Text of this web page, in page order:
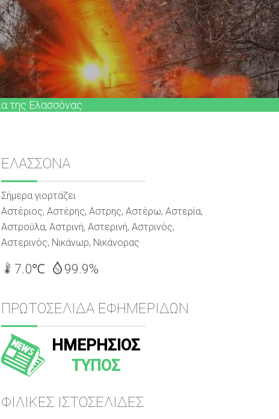
της Ελασσόνας.
Sidebar
ΕΛΑΣΣΟΝΑ
Σήμερα γιορτάζει
Αστέριος, Αστέρης, Αστρης, Αστέρω, Αστερία,
Αστρούλα, Αστρινή, Αστερινή, Αστρινός,
Αστερινός, Νικάνωρ, Νικάνορας
7.0℃ 99.9%
ΠΡΩΤΟΣΕΛΙΔΑ ΕΦΗΜΕΡΙΔΩΝ
ΗΜΕΡΗΣΙΟΣ
ΤΥΠΟΣ
ΦΙΛΙΚΕΣ ΙΣΤΟΣΕΛΙΔΕΣ